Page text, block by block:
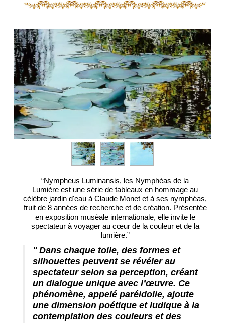
“Nympheus Luminansis, les Nymphéas de la
Lumière est une série de tableaux en hommage au
célèbre jardin d'eau à Claude Monet et à ses nymphéas,
fruit de 8 années de recherche et de création. Présentée
en exposition muséale internationale, elle invite le
spectateur à voyager au cœur de la couleur et de la
lumière.”
" Dans chaque toile, des formes et
silhouettes peuvent se révéler au
spectateur selon sa perception, créant
un dialogue unique avec l’œuvre. Ce
phénomène, appelé paréidolie, ajoute
une dimension poétique et ludique à la
contemplation des couleurs et des